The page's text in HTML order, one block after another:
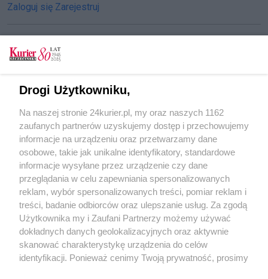
Zaloguj się Zarejestruj
Arek na dyrektora!
W Kurierze: Jak motywować nauczyciela?
Pamiętają o Ince
POGODA
19℃
Zobacz prognozę na 3 dni
Drogi Użytkowniku,
Na naszej stronie 24kurier.pl, my oraz naszych 1162
zaufanych partnerów uzyskujemy dostęp i przechowujemy
informacje na urządzeniu oraz przetwarzamy dane
osobowe, takie jak unikalne identyfikatory, standardowe
informacje wysyłane przez urządzenie czy dane
przeglądania w celu zapewniania spersonalizowanych
reklam, wybór spersonalizowanych treści, pomiar reklam i
treści, badanie odbiorców oraz ulepszanie usług. Za zgodą
Użytkownika my i Zaufani Partnerzy możemy używać
dokładnych danych geolokalizacyjnych oraz aktywnie
skanować charakterystykę urządzenia do celów
identyfikacji. Ponieważ cenimy Twoją prywatność, prosimy